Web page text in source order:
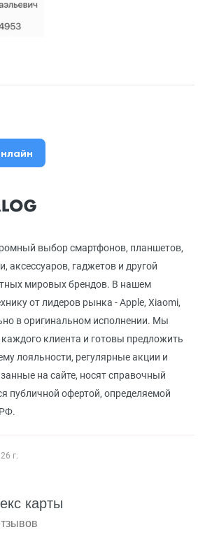
выбор смартфонов, планшетов,
аксессуаров, гаджетов и другой
мировых брендов. В нашем
от лидеров рынка - Apple, Xiaomi,
в оригинальном исполнении. Мы
клиента и готовы предложить
лояльности, регулярные акции и
на сайте, носят справочный
публичной офертой, определяемой
г.
карты